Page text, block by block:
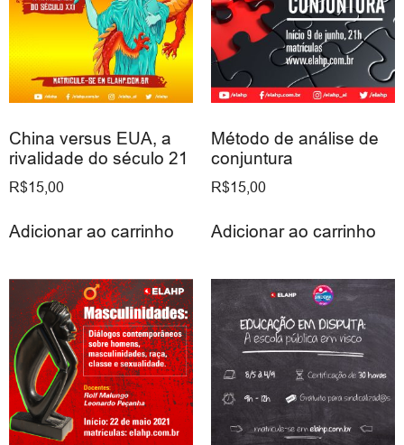
China versus EUA, a
rivalidade do século 21
R$15,00
Adicionar ao carrinho
Método de análise de
conjuntura
R$15,00
Adicionar ao carrinho